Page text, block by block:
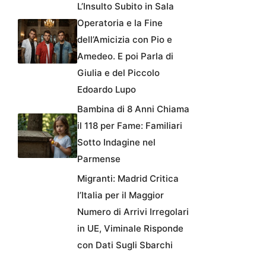
L’Insulto Subito in Sala
Operatoria e la Fine
dell’Amicizia con Pio e
Amedeo. E poi Parla di
Giulia e del Piccolo
Edoardo Lupo
Bambina di 8 Anni Chiama
il 118 per Fame: Familiari
Sotto Indagine nel
Parmense
Migranti: Madrid Critica
l’Italia per il Maggior
Numero di Arrivi Irregolari
in UE, Viminale Risponde
con Dati Sugli Sbarchi